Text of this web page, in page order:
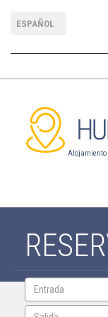
ESPAÑOL
Alojamiento